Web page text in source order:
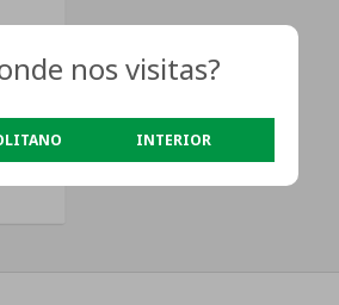
nos visitas?
INTERIOR